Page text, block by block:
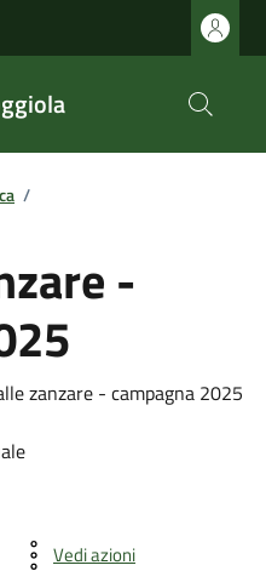
/
-
zanzare - campagna 2025
Vedi azioni